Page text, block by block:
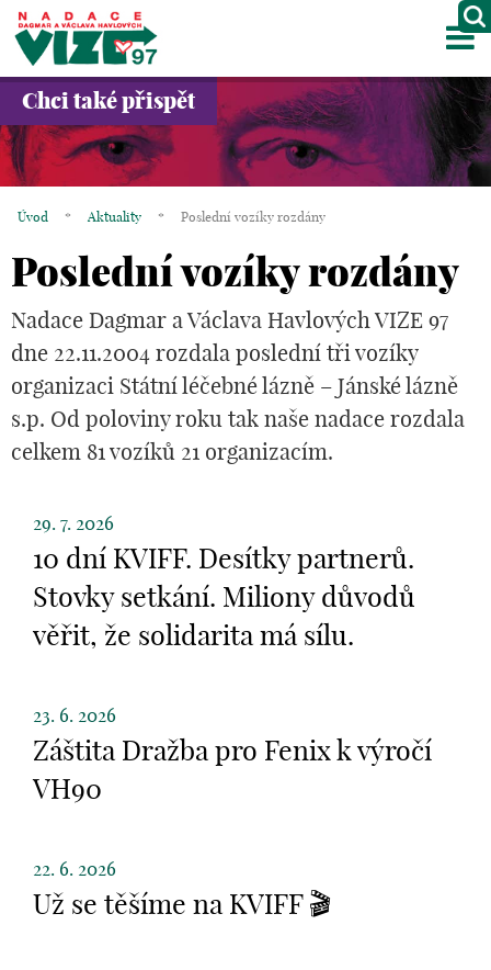
O NÁS
PROJEKTY
GALERIE
OBCHOD
KOŠÍK
EN
Chci také přispět
Úvod * Aktuality * Poslední vozíky rozdány
Poslední vozíky rozdány
Nadace Dagmar a Václava Havlových VIZE 97
dne 22.11.2004 rozdala poslední tři vozíky
organizaci Státní léčebné lázně – Jánské lázně
s.p. Od poloviny roku tak naše nadace rozdala
celkem 81 vozíků 21 organizacím.
29. 7. 2026
10 dní KVIFF. Desítky partnerů.
Stovky setkání. Miliony důvodů
věřit, že solidarita má sílu.
23. 6. 2026
Záštita Dražba pro Fenix k výročí
VH90
22. 6. 2026
Už se těšíme na KVIFF 🎬